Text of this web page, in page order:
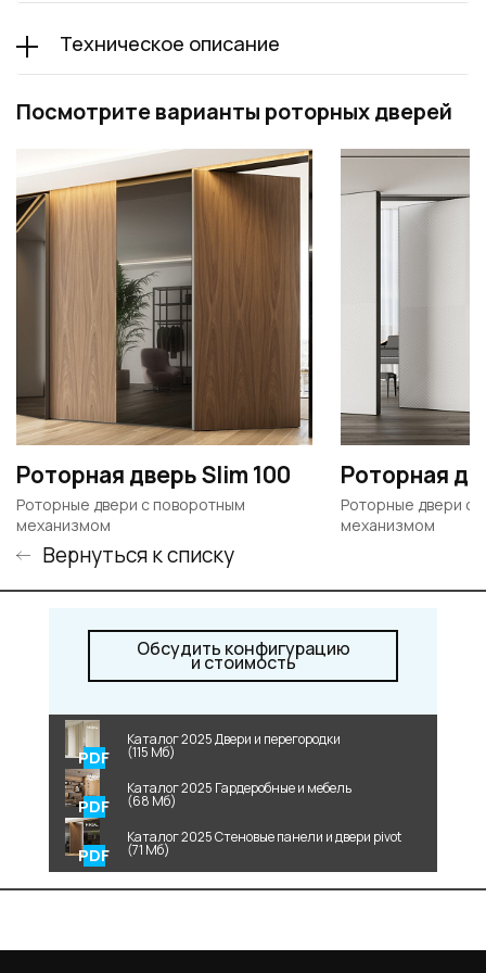
Техническое описание
Посмотрите варианты роторных дверей
Роторная дверь Slim 100
Роторные двери c поворотным
механизмом
Роторная
Роторные двери c
механизмом
Вернуться к списку
Обсудить конфигурацию
и стоимость
Каталог 2025 Двери и перегородки
(115 Мб)
Каталог 2025 Гардеробные и мебель
(68 Мб)
Каталог 2025 Стеновые панели и двери pivot
(71 Мб)